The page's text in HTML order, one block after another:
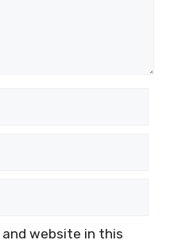
and website in this